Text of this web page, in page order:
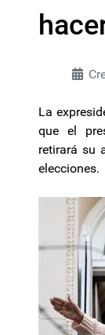
La
que el
retirará su
elecciones.